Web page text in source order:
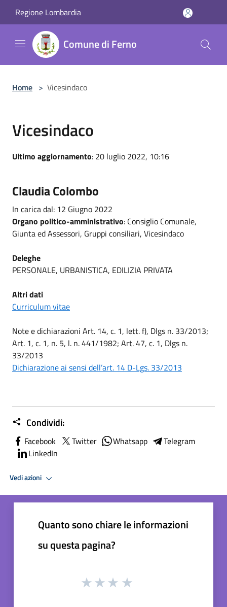
Regione Lombardia
Comune di Ferno
Home > Vicesindaco
Vicesindaco
Ultimo aggiornamento: 20 luglio 2022, 10:16
Claudia Colombo
In carica dal: 12 Giugno 2022
Organo politico-amministrativo: Consiglio Comunale,
Giunta ed Assessori, Gruppi consiliari, Vicesindaco
Deleghe
PERSONALE, URBANISTICA, EDILIZIA PRIVATA
Altri dati
Curriculum vitae
Note e dichiarazioni Art. 14, c. 1, lett. f), Dlgs n. 33/2013;
Art. 1, c. 1, n. 5, l. n. 441/1982; Art. 47, c. 1, Dlgs n.
33/2013
Dichiarazione ai sensi dell’art. 14 D-Lgs. 33/2013
Condividi:
Facebook Twitter Whatsapp
Telegram
LinkedIn
Vedi azioni
Quanto sono chiare le informazioni
su questa pagina?